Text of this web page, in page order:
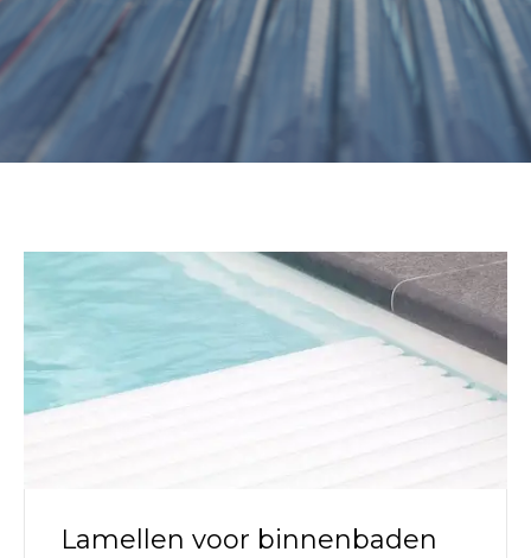
Lamellen voor binnenbaden